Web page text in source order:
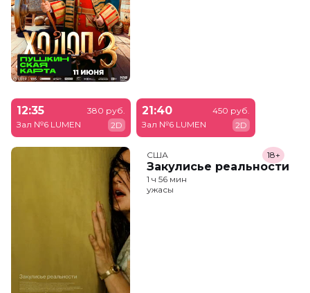
12:35
Зал №6 LUMEN
380 руб.
2D
21:40
Зал №6 LUMEN
450 руб.
2D
США
Закулисье реальности
18+
1 ч 56 мин
ужасы